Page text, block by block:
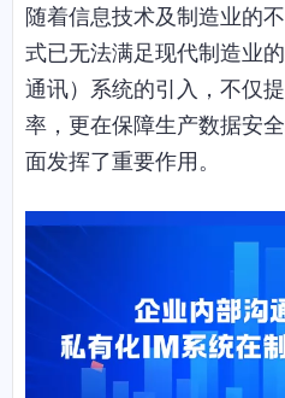
随着信息技术及制造业的
式已无法满足现代制造业的
通讯）系统的引入，不仅
率，更在保障生产数据安
面发挥了重要作用。